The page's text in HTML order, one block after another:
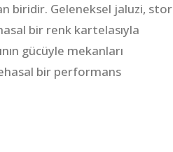
biridir. Geleneksel jaluzi, stor
bir renk kartelasıyla
gücüyle mekanları
bir performans